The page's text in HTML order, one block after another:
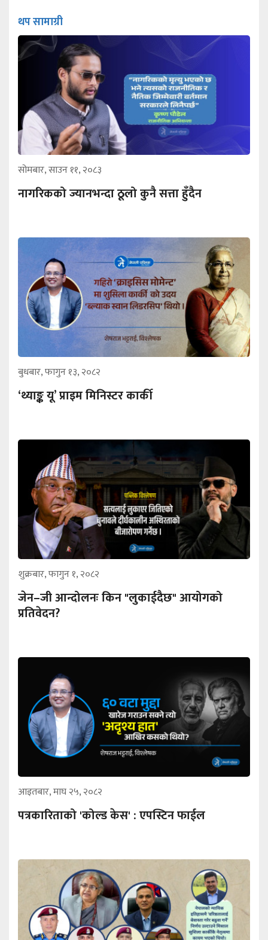
थप सामाग्री
सोमबार, साउन ११, २०८३
नागरिकको ज्यानभन्दा ठूलो कुनै सत्ता हुँदैन
बुधबार, फागुन १३, २०८२
‘थ्याङ्क यू’ प्राइम मिनिस्टर कार्की
शुक्रबार, फागुन १, २०८२
जेन–जी आन्दोलनः किन "लुकाईदैछ" आयोगको
प्रतिवेदन?
आइतबार, माघ २५, २०८२
पत्रकारिताको 'कोल्ड केस' : एपस्टिन फाईल